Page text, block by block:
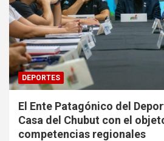
DEPORTES
El Ente Patagónico del
Casa del Chubut con el
competencias regionales